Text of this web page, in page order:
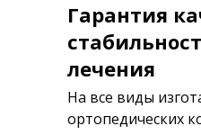
Гарантия
лечения
На все виды
ортопедических